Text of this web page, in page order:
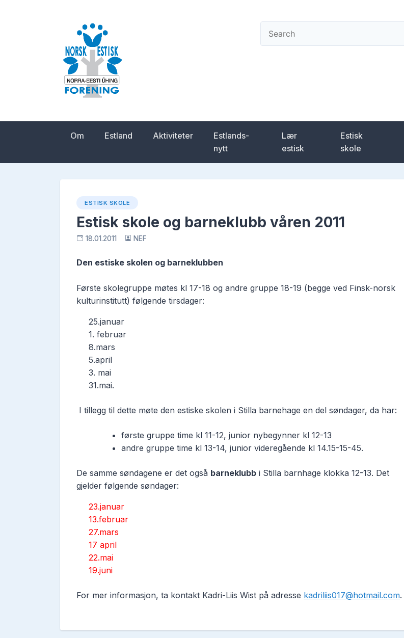
Norsk-estisk forening
Om Estland Aktiviteter
Estlands-
nytt
Lær
estisk
Estisk
skole
ESTISK SKOLE
Estisk skole og barneklubb våren 2011
18.01.2011 NEF
Den estiske skolen og barneklubben
Første skolegruppe møtes kl 17-18 og andre gruppe 18-19 (begge ved Finsk-norsk
kulturinstitutt) følgende tirsdager:
25.januar
1. februar
8.mars
5.april
3. mai
31.mai.
I tillegg til dette møte den estiske skolen i Stilla barnehage en del søndager, da har:
første gruppe time kl 11-12, junior nybegynner kl 12-13
andre gruppe time kl 13-14, junior videregående kl 14.15-15-45.
De samme søndagene er det også barneklubb i Stilla barnhage klokka 12-13. Det
gjelder følgende søndager:
23.januar
13.februar
27.mars
17 april
22.mai
19.juni
For mer informasjon, ta kontakt Kadri-Liis Wist på adresse kadriliis017@hotmail.com.